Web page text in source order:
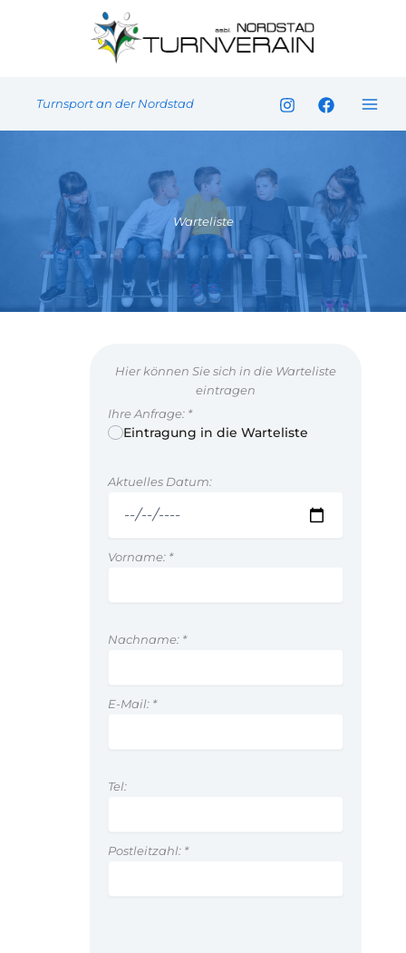
Turnsport an der Nordstad
Warteliste
Hier können Sie sich in die Warteliste
eintragen
Ihre Anfrage: *
Eintragung in die Warteliste
Aktuelles Datum:
Vorname: *
Nachname: *
E-Mail: *
Tel:
Postleitzahl: *